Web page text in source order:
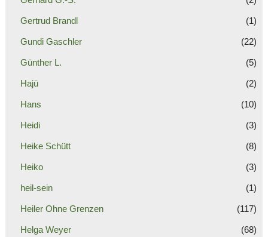
Gertrud Brandl (1)
Gundi Gaschler (22)
Günther L. (5)
Hajü (2)
Hans (10)
Heidi (3)
Heike Schütt (8)
Heiko (3)
heil-sein (1)
Heiler Ohne Grenzen (117)
Helga Weyer (68)